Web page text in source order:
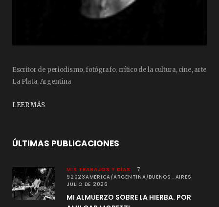
Escritor de periodismo, fotógrafo, crítico de la cultura, cine, arte
La Plata. Argentina
LEER MÁS
ÚLTIMAS PUBLICACIONES
MIS TRABAJOS Y DÍAS
7
92023AMERICA/ARGENTINA/BUENOS_AIRES
JULIO DE 2026
MI ALMUERZO SOBRE LA HIERBA. POR